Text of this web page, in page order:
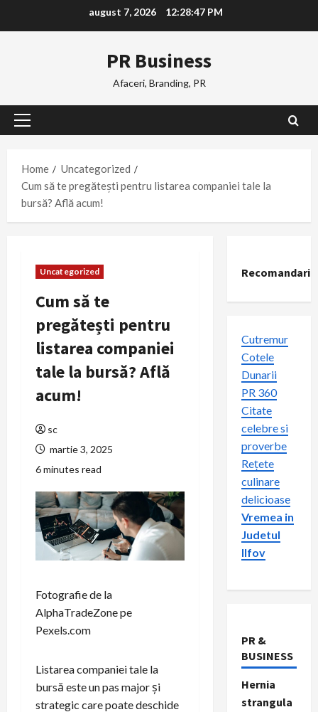
august 7, 2026 12:28:48 PM
PR Business
Afaceri, Branding, PR
Primary
Home
Uncategorized
Cum să te pregătești pentru listarea companiei tale la
bursă? Află acum!
Uncategorized
Cum să te
pregătești pentru
listarea companiei
tale la bursă? Află
acum!
sc
martie 3, 2025
6 minutes read
Fotografie de la
AlphaTradeZone pe
Pexels.com
Listarea companiei tale la
bursă este un pas major și
strategic care poate deschide
Recomandari
Cutremur
Cotele
Dunarii
PR 360
Citate
celebre si
proverbe
Rețete
culinare
delicioase
Vremea in
Judetul
Ilfov
PR &
BUSINESS
Hernia
strangula